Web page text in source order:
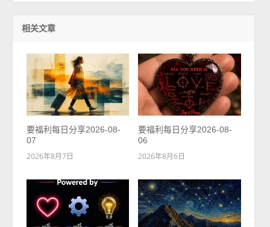
相关文章
要福利每日分享2026-08-
07
2026年8月7日
要福利每日分享2026-08-
06
2026年8月6日